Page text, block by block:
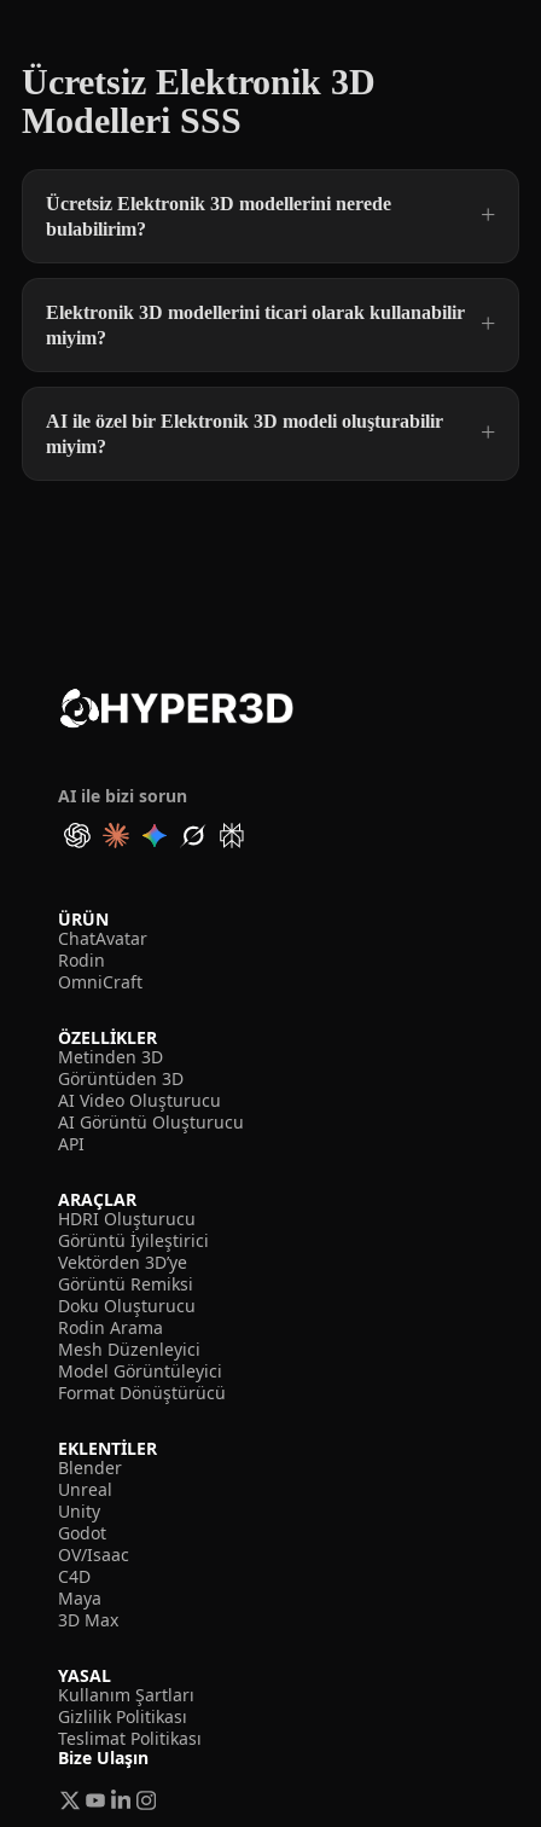
Ücretsiz Elektronik 3D
Modelleri SSS
Ücretsiz Elektronik 3D modellerini nerede
bulabilirim?
Elektronik 3D modellerini ticari olarak kullanabilir
miyim?
AI ile özel bir Elektronik 3D modeli oluşturabilir
miyim?
AI ile bizi sorun
ÜRÜN
ChatAvatar
Rodin
OmniCraft
ÖZELLIKLER
Metinden 3D
Görüntüden 3D
AI Video Oluşturucu
AI Görüntü Oluşturucu
API
ARAÇLAR
HDRI Oluşturucu
Görüntü İyileştirici
Vektörden 3D’ye
Görüntü Remiksi
Doku Oluşturucu
Rodin Arama
Mesh Düzenleyici
Model Görüntüleyici
Format Dönüştürücü
EKLENTILER
Blender
Unreal
Unity
Godot
OV/Isaac
C4D
Maya
3D Max
YASAL
Kullanım Şartları
Gizlilik Politikası
Teslimat Politikası
Bize Ulaşın